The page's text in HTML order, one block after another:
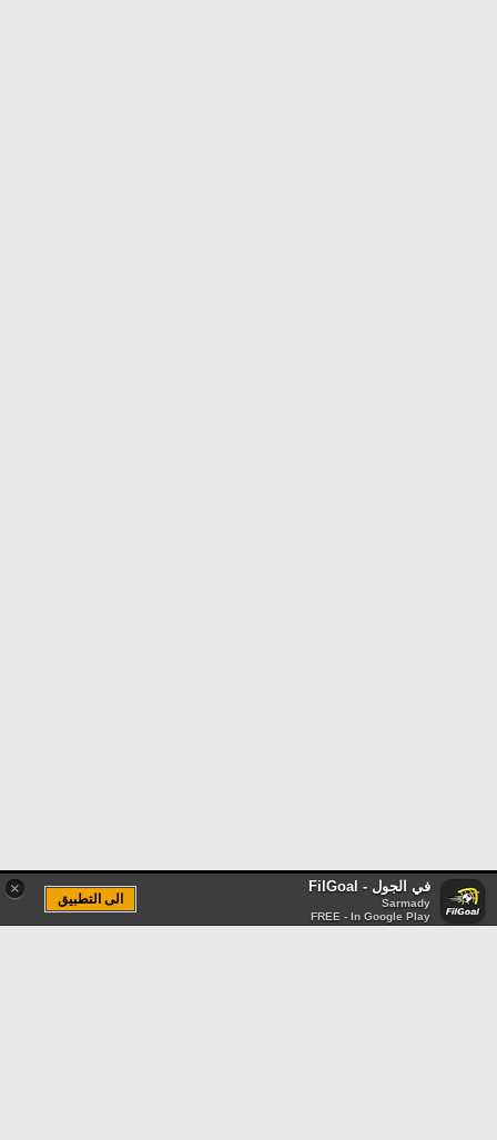
× في الجول - FilGoal
Sarmady
FREE - In Google Play
الى التطبيق